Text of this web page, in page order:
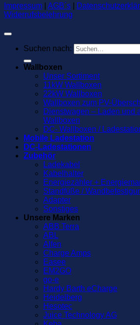
Impressum
AGB´s
Widerrufsbelehrung
Suchen nach:
Wallboxen
Unser Sortiment
11kW Wallboxen
22kW Wallboxen
Wallboxen zum PV-
Dienstwagen – Laden und
Wallboxen
DC- Wallboxen /
Mobile Ladestation
DC-Ladestationen
Zubehör
Ladekabel
Kabelhalter
Energiezähler +
Standfüße /
Adapter
Sonstiges
Unsere Marken
ABB Terra
ABL
Alfen
Charge Amps
Easee
EM2GO
go-e
Hardy Barth eCharge
Heidelberg
Hesotec
Juice Technology AG